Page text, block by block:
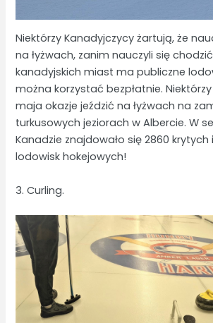
Niektórzy Kanadyjczycy żartują, że
na łyżwach, zanim nauczyli się
kanadyjskich miast ma publiczne
można korzystać bezpłatnie.
maja okazje jeździć na łyżwach na
turkusowych jeziorach w Albercie. W
Kanadzie znajdowało się 2860
lodowisk hokejowych!
3. Curling.